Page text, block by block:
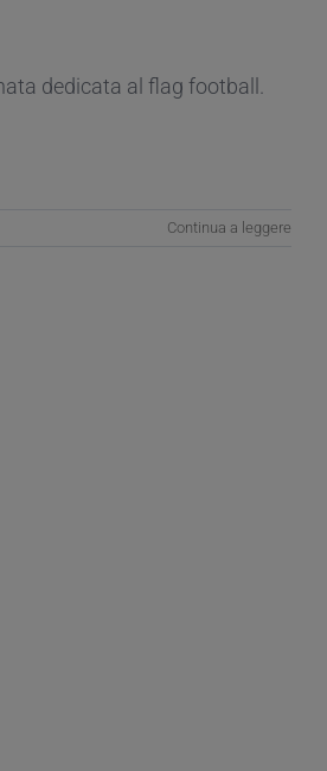
dedicata al flag football.
Continua a leggere